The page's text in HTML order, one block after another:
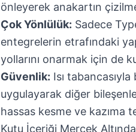
önleyerek anakartın
Çok Yönlülük: Sadece
entegrelerin etrafındaki
yollarını onarmak için de
Güvenlik: Isı
uygulayarak diğer
hassas kesme ve kazıma
Kutu İçeriği Mercek